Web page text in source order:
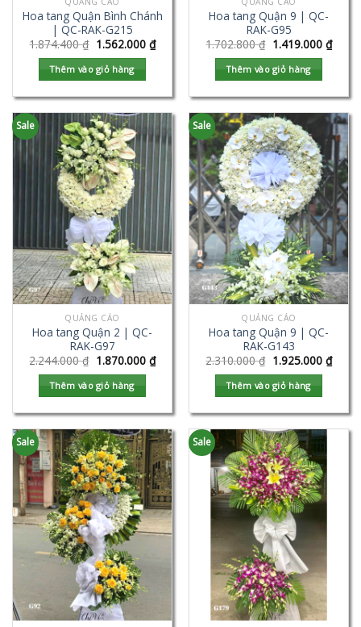
Hoa tang Quận Bình Chánh
| QC-RAK-G215
1.874.400₫ 1.562.000 ₫
Thêm vào giỏ hàng
Hoa tang Quận 9 | QC-
RAK-G95
1.702.800₫ 1.419.000 ₫
Thêm vào giỏ hàng
Sale
QUẢNG CÁO
Hoa tang Quận 2 | QC-
RAK-G97
2.244.000₫ 1.870.000 ₫
Thêm vào giỏ hàng
Sale
QUẢNG CÁO
Hoa tang Quận 9 | QC-
RAK-G143
2.310.000₫ 1.925.000 ₫
Thêm vào giỏ hàng
Sale Sale